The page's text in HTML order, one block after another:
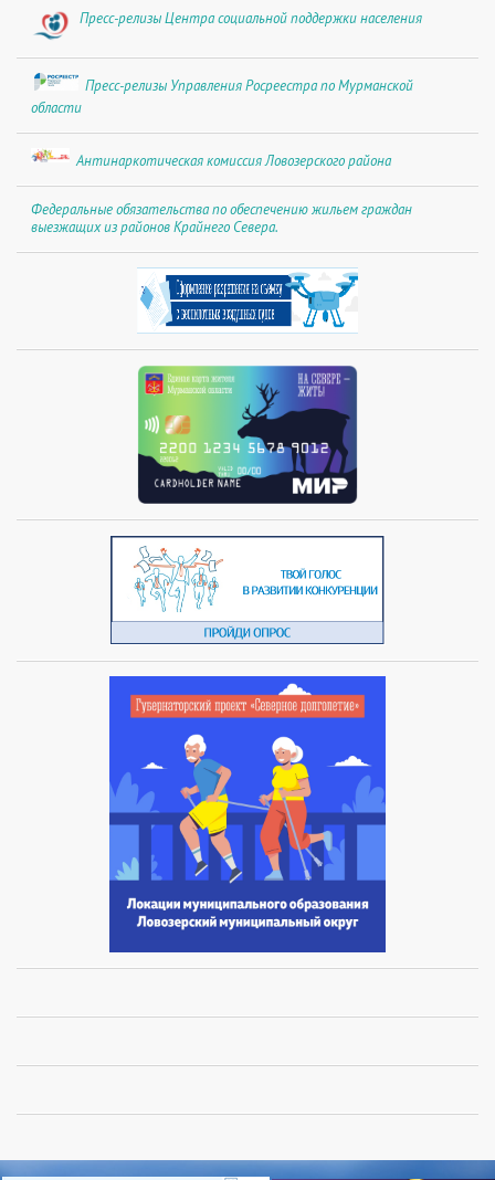
Пресс-релизы Центра социальной поддержки населения
Пресс-релизы Управления Росреестра по Мурманской
области
Антинаркотическая комиссия Ловозерского района
Федеральные обязательства по обеспечению жильем граждан
выезжащих из районов Крайнего Севера.